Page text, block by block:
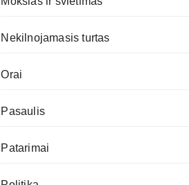
Nekilnojamasis turtas
Orai
Pasaulis
Patarimai